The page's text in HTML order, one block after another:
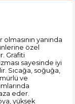
yanında
özel
Grafiti
sayesinde iyi
Sıcağa, soğuğa,
ve
eder.
yüksek